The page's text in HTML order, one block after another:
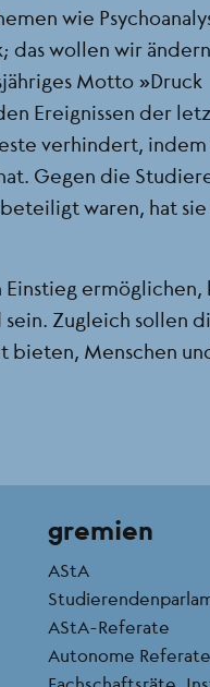
wie
das wollen wir
Motto „Druck
Ereignissen der
verhindert, indem
Gegen die
waren, hat sie
ermöglichen,
Zugleich sollen
bieten, Menschen
gremien
AStA
AStA-Referate
Autonome Referate